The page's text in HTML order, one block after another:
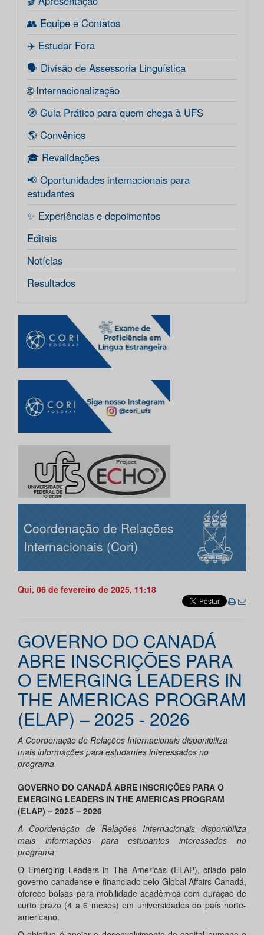
👥 Equipe e Contatos
✈️ Estudar Fora
🗣️ Divisão de Assessoria Linguística
🌐 Internacionalização
🧭 Guia Prático para quem chega à UFS
🌎 Convênios
🎓 Revalidações
📢 Oportunidades internacionais para
estudantes
✨ Experiências e depoimentos
Editais
Notícias
Resultados
Coordenação de Relações
Internacionais (Cori)
Qui, 06 de fevereiro de 2025, 11:18
GOVERNO DO CANADÁ
ABRE INSCRIÇÕES PARA
O EMERGING LEADERS IN
THE AMERICAS PROGRAM
(ELAP) – 2025 - 2026
A Coordenação de Relações Internacionais disponibiliza
mais informações para estudantes interessados no
programa
GOVERNO DO CANADÁ ABRE INSCRIÇÕES PARA O
EMERGING LEADERS IN THE AMERICAS PROGRAM
(ELAP) – 2025 – 2026
A Coordenação de Relações Internacionais disponibiliza
mais informações para estudantes interessados no
programa
O Emerging Leaders in The Americas (ELAP), criado pelo
governo canadense e financiado pelo Global Affairs Canadá,
oferece bolsas para mobilidade acadêmica com duração de
curto prazo (4 a 6 meses) em universidades do país norte-
americano.